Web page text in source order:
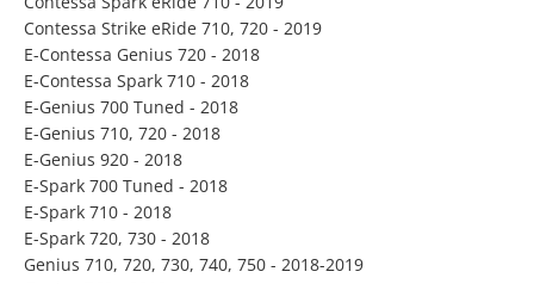
Contessa Strike eRide 710, 720 - 2019
E-Contessa Genius 720 - 2018
E-Contessa Spark 710 - 2018
E-Genius 700 Tuned - 2018
E-Genius 710, 720 - 2018
E-Genius 920 - 2018
E-Spark 700 Tuned - 2018
E-Spark 710 - 2018
E-Spark 720, 730 - 2018
Genius 710, 720, 730, 740, 750 - 2018-2019